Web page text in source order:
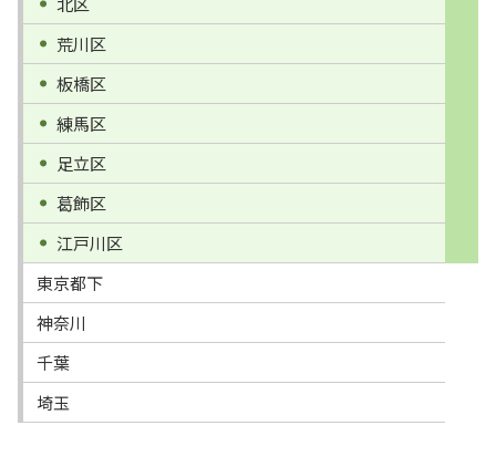
荒川区
板橋区
練馬区
足立区
葛飾区
江戸川区
東京都下
神奈川
千葉
埼玉